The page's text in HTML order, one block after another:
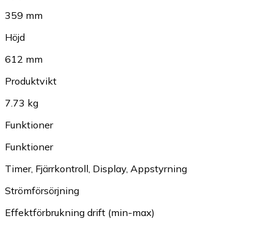
359 mm
Höjd
612 mm
Produktvikt
7.73 kg
Funktioner
Funktioner
Timer, Fjärrkontroll Display, Appstyrning
Strömförsörjning
Effektförbrukning drift (min-max)